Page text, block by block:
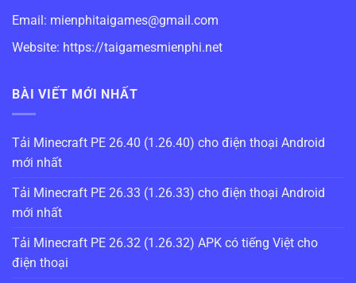
Email: mienphitaigames@gmail.com
Website: https://taigamesmienphi.net
BÀI VIẾT MỚI NHẤT
Tải Minecraft PE 26.40 (1.26.40) cho điện thoại Android
mới nhất
Tải Minecraft PE 26.33 (1.26.33) cho điện thoại Android
mới nhất
Tải Minecraft PE 26.32 (1.26.32) APK có tiếng Việt cho
điện thoại